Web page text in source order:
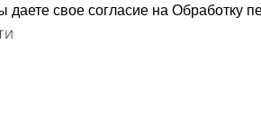
свое согласие на Обработку